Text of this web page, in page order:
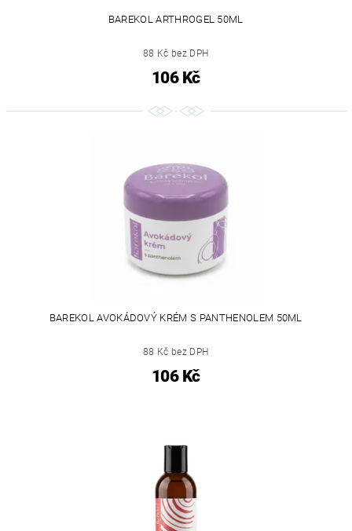
BAREKOL ARTHROGEL 50ML
88 Kč bez DPH
106 Kč
BAREKOL AVOKÁDOVÝ KRÉM S PANTHENOLEM 50ML
88 Kč bez DPH
106 Kč